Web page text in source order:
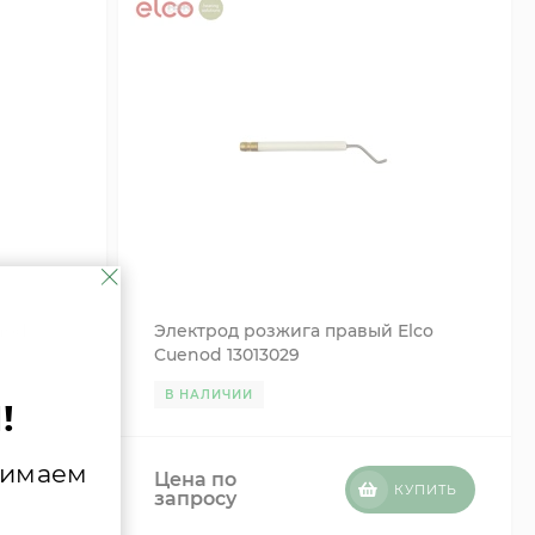
Электрод розжига правый Elco
Cuenod 13013029
В НАЛИЧИИ
Цена по
запросу
КУПИТЬ